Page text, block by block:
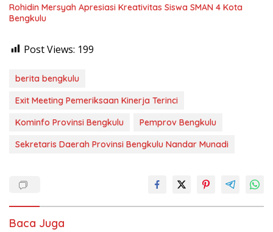
Rohidin Mersyah Apresiasi Kreativitas Siswa SMAN 4 Kota
Bengkulu
Post Views: 199
berita bengkulu
Exit Meeting Pemeriksaan Kinerja Terinci
Kominfo Provinsi Bengkulu
Pemprov Bengkulu
Sekretaris Daerah Provinsi Bengkulu Nandar Munadi
Baca Juga